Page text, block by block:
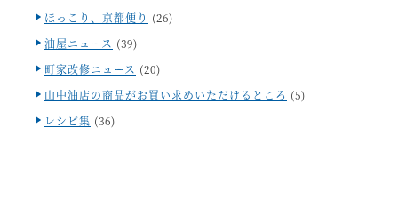
ほっこり、京都便り (26)
油屋ニュース (39)
町家改修ニュース (20)
山中油店の商品がお買い求めいただけるところ (5)
レシピ集 (36)